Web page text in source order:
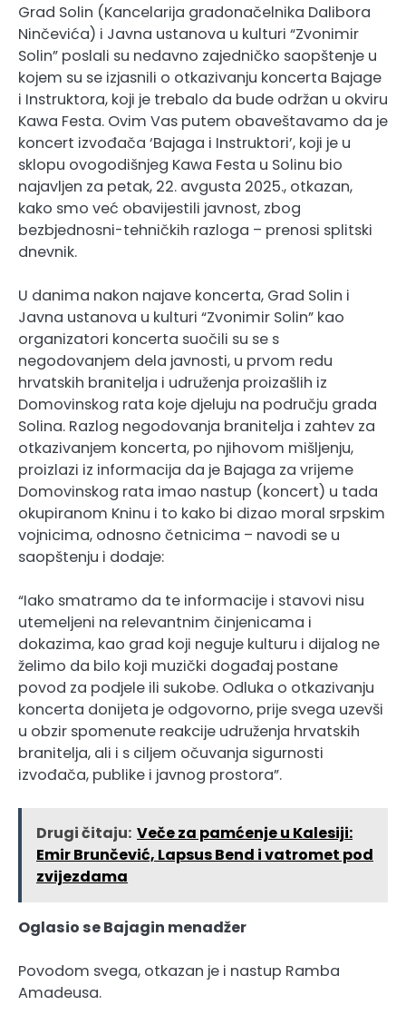
Grad Solin (Kancelarija gradonačelnika Dalibora
Ninčevića) i Javna ustanova u kulturi “Zvonimir
Solin” poslali su nedavno zajedničko saopštenje u
kojem su se izjasnili o otkazivanju koncerta Bajage
i Instruktora, koji je trebalo da bude održan u okviru
Kawa Festa. Ovim Vas putem obaveštavamo da je
koncert izvođača ‘Bajaga i Instruktori’, koji je u
sklopu ovogodišnjeg Kawa Festa u Solinu bio
najavljen za petak, 22. avgusta 2025., otkazan,
kako smo već obavijestili javnost, zbog
bezbjednosni-tehničkih razloga – prenosi splitski
dnevnik.
U danima nakon najave koncerta, Grad Solin i
Javna ustanova u kulturi “Zvonimir Solin” kao
organizatori koncerta suočili su se s
negodovanjem dela javnosti, u prvom redu
hrvatskih branitelja i udruženja proizašlih iz
Domovinskog rata koje djeluju na području grada
Solina. Razlog negodovanja branitelja i zahtev za
otkazivanjem koncerta, po njihovom mišljenju,
proizlazi iz informacija da je Bajaga za vrijeme
Domovinskog rata imao nastup (koncert) u tada
okupiranom Kninu i to kako bi dizao moral srpskim
vojnicima, odnosno četnicima – navodi se u
saopštenju i dodaje:
“Iako smatramo da te informacije i stavovi nisu
utemeljeni na relevantnim činjenicama i
dokazima, kao grad koji neguje kulturu i dijalog ne
želimo da bilo koji muzički događaj postane
povod za podjele ili sukobe. Odluka o otkazivanju
koncerta donijeta je odgovorno, prije svega uzevši
u obzir spomenute reakcije udruženja hrvatskih
branitelja, ali i s ciljem očuvanja sigurnosti
izvođača, publike i javnog prostora”.
Drugi čitaju: Veče za pamćenje u Kalesiji:
Emir Brunčević, Lapsus Bend i vatromet pod
zvijezdama
Oglasio se Bajagin menadžer
Povodom svega, otkazan je i nastup Ramba
Amadeusa.